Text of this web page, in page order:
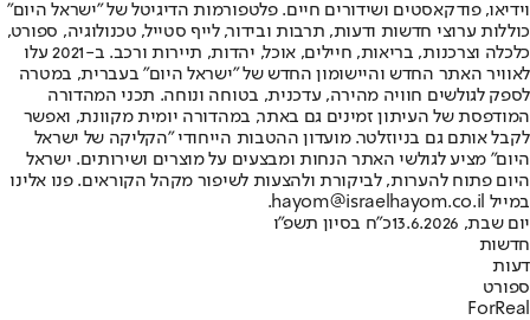
וידיאו, פודקאסטים ושידורים חיים. פלטפורמות הדיגיטל של "ישראל היום"
כוללות ערוצי חדשות ודעות, תרבות ובידור, לייף סטייל, טכנולוגיה, ספורט,
כלכלה וצרכנות, בריאות, חיילים, אוכל, יהדות, תיירות ורכב. ב-2021 עלו
לאוויר האתר החדש והיישומון החדש של "ישראל היום" בעברית, במטרה
לספק לגולשים חוויה מהירה, עדכנית, בטוחה ונוחה. תכני המהדורה
המודפסת של העיתון זמינים גם באתר, במהדורה יומית מקוונת, ואפשר
לקבל אותם גם בניוזלטר. מועדון ההטבות הייחודי "הקליקה של ישראל
היום" מציע לגולשי האתר הנחות ומבצעים על מוצרים ושירותים. ישראל
היום פתוח להערות, לביקורת ולהצעות לשיפור מקהל הקוראים. פנו אלינו
במייל hayom@israelhayom.co.il.
יום שבת, 13.6.2026
כ"ח בסיון תשפ"ו
חדשות
דעות
ספורט
ForReal